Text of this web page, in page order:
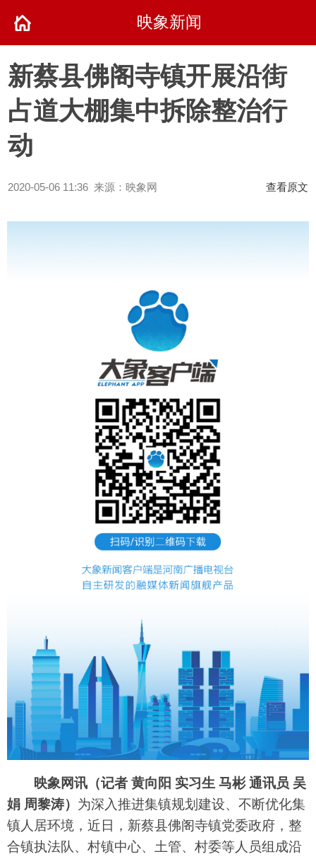
映象新闻
新蔡县佛阁寺镇开展沿街
占道大棚集中拆除整治行
动
2020-05-06 11:36 来源：映象网 查看原文
映象网讯（记者 黄向阳 实习生 马彬 通讯员 吴
娟 周黎涛） 为深入推进集镇规划建设、不断优化集
镇人居环境，近日，新蔡县佛阁寺镇党委政府，整
合镇执法队、村镇中心、土管、村委等人员组成沿